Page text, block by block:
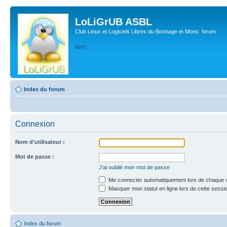
LoLiGrUB ASBL
Club Linux et Logiciels Libres du Borinage et Mons: forum
WIKI
Index du forum
Connexion
Nom d’utilisateur :
Mot de passe :
J’ai oublié mon mot de passe
Me connecter automatiquement lors de chaque
Masquer mon statut en ligne lors de cette
Index du forum